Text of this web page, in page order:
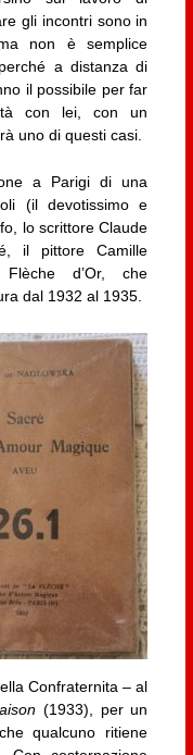
gli incontri sono in
non è semplice
a distanza di
il possibile per far
con lei, con un
uno di questi casi.
a Parigi di una
(il devotissimo e
lo scrittore Claude
il pittore Camille
d’Or, che
dal 1932 al 1935.
Confraternita – al
(1933), per un
qualcuno ritiene